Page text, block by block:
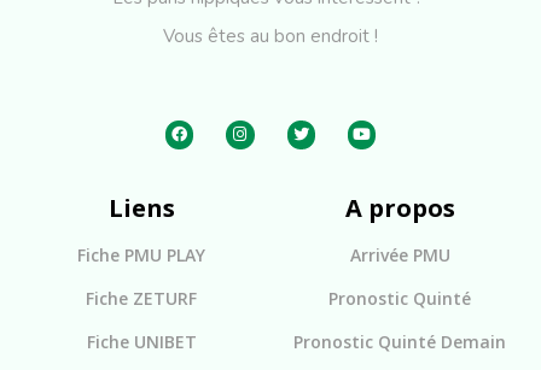
Vous êtes au bon endroit !
Liens
Fiche PMU PLAY
Fiche ZETURF
Fiche UNIBET
A propos
Arrivée PMU
Pronostic Quinté
Pronostic Quinté Demain